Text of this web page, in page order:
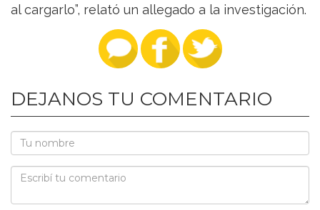
al cargarlo”, relató un allegado a la investigación.
DEJANOS TU COMENTARIO